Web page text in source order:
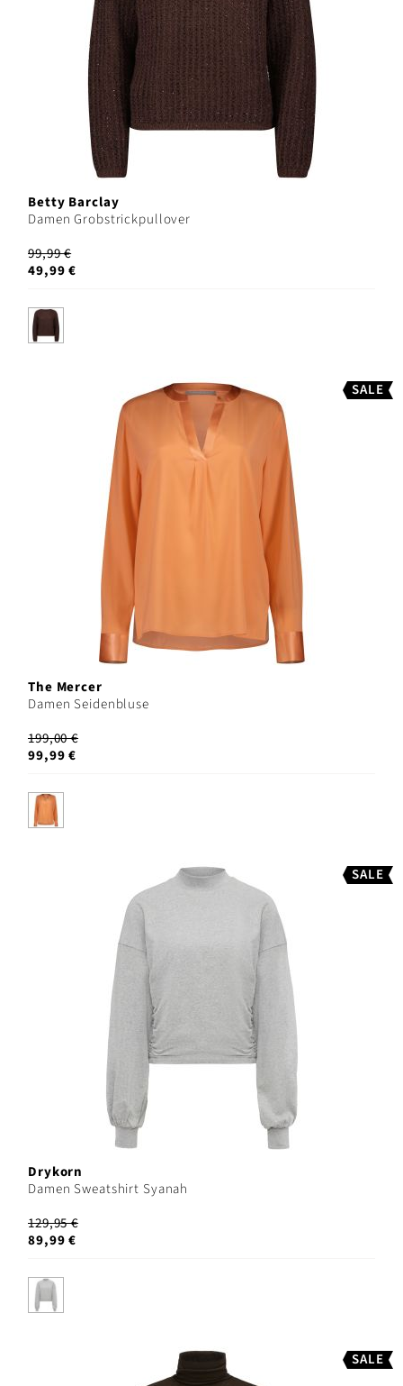
Betty Barclay
Damen Grobstrickpullover
99,99 €
49,99 €
SALE
The Mercer
Damen Seidenbluse
199,00 €
99,99 €
SALE
Drykorn
Damen Sweatshirt Syanah
129,95 €
89,99 €
SALE